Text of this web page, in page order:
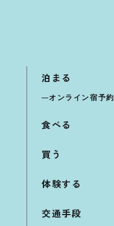
泊まる
オンライン宿予約
食べる
買う
体験する
交通手段